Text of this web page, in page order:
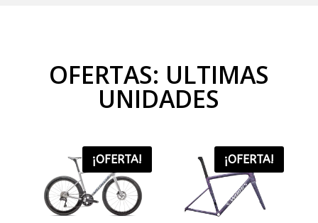
OFERTAS: ULTIMAS
UNIDADES
¡OFERTA! ¡OFERTA!